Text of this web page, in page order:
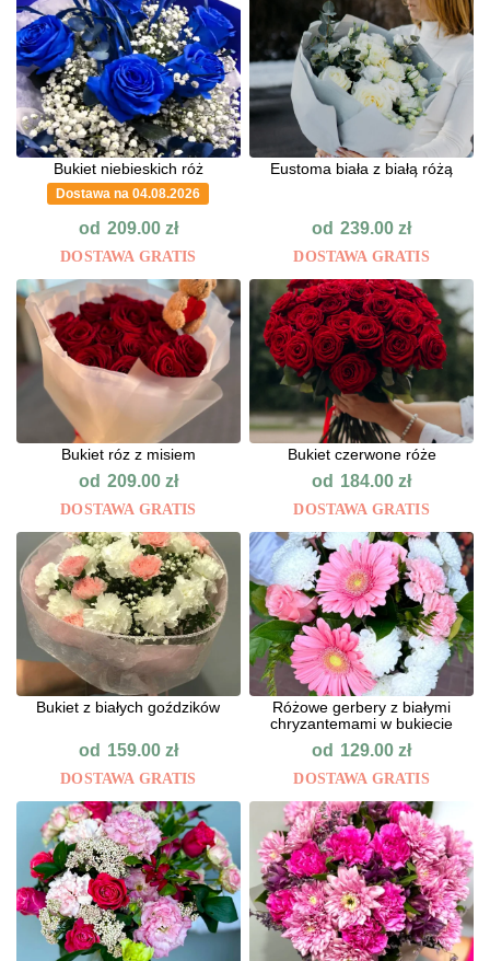
Bukiet niebieskich róż
Dostawa na 04.08.2026
od 209.00 zł
DOSTAWA GRATIS
Eustoma biała z białą różą
od 239.00zł
DOSTAWA GRATIS
Bukiet róz z misiem
od 209.00 zł
DOSTAWA GRATIS
Bukiet czerwone róże
od 184.00zł
DOSTAWA GRATIS
Bukiet z białych goździków
od 159.00 zł
DOSTAWA GRATIS
Różowe gerbery z białymi
chryzantemami w bukiecie
od 129.00zł
DOSTAWA GRATIS